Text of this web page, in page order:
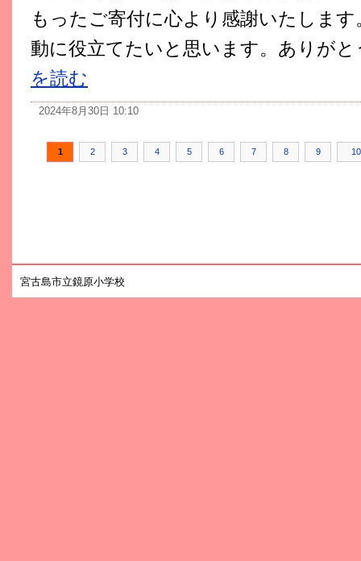
もったご寄付に心より感謝いたしま
動に役立てたいと思います。ありが
を読む
2024年8月30日 10:10
1 2 3 4 5 6 7 8 9 10
宮古島市立鏡原小学校